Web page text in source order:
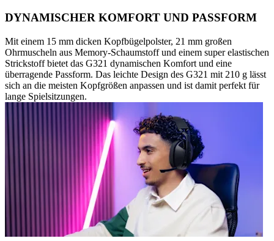
DYNAMISCHER KOMFORT UND PASSFORM
Mit einem 15 mm dicken Kopfbügelpolster, 21 mm großen
Ohrmuscheln aus Memory-Schaumstoff und einem super elastischen
Strickstoff bietet das G321 dynamischen Komfort und eine
überragende Passform. Das leichte Design des G321 mit 210 g lässt
sich an die meisten Kopfgrößen anpassen und ist damit perfekt für
lange Spielsitzungen.